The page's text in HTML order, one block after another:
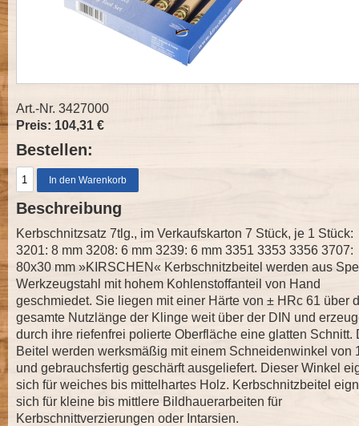
Art.-Nr. 3427000
Preis: 104,31 €
Bestellen:
Beschreibung
Kerbschnitzsatz 7tlg., im Verkaufskarton 7 Stück, je 1 Stück:
3201: 8 mm 3208: 6 mm 3239: 6 mm 3351 3353 3356 3707:
80x30 mm »KIRSCHEN« Kerbschnitzbeitel werden aus
Werkzeugstahl mit hohem Kohlenstoffanteil von Hand
geschmiedet. Sie liegen mit einer Härte von ± HRc 61 über
gesamte Nutzlänge der Klinge weit über der DIN und
durch ihre riefenfrei polierte Oberfläche eine glatten Schnitt.
Beitel werden werksmäßig mit einem Schneidenwinkel von
und gebrauchsfertig geschärft ausgeliefert. Dieser Winkel
sich für weiches bis mittelhartes Holz. Kerbschnitzbeitel
sich für kleine bis mittlere Bildhauerarbeiten für
Kerbschnittverzierungen oder Intarsien.